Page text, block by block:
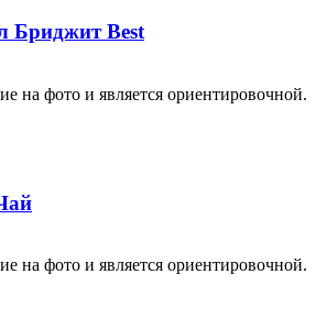
Бриджит Best
на фото и является ориентировочной.
на фото и является ориентировочной.